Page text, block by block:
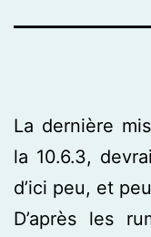
La dernière
la 10.6.3,
d’ici peu, et
D’après les